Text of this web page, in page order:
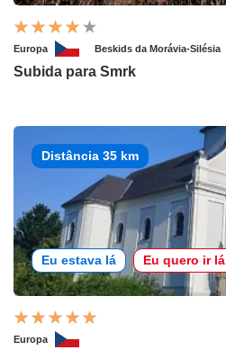
Europa Beskids da Morávia-Silésia
Subida para Smrk
Distância 35 km
Eu estava lá Eu quero ir lá
Europa